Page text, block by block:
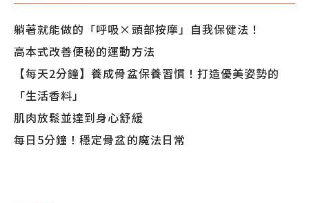
躺著就能做的「呼吸×頭部按摩」自我保健法！
高本式改善便秘的運動方法
【每天2分鐘】養成骨盆保養習慣！打造優美姿勢的
「生活香料」
肌肉放鬆並達到身心舒緩
每日5分鐘！穩定骨盆的魔法日常